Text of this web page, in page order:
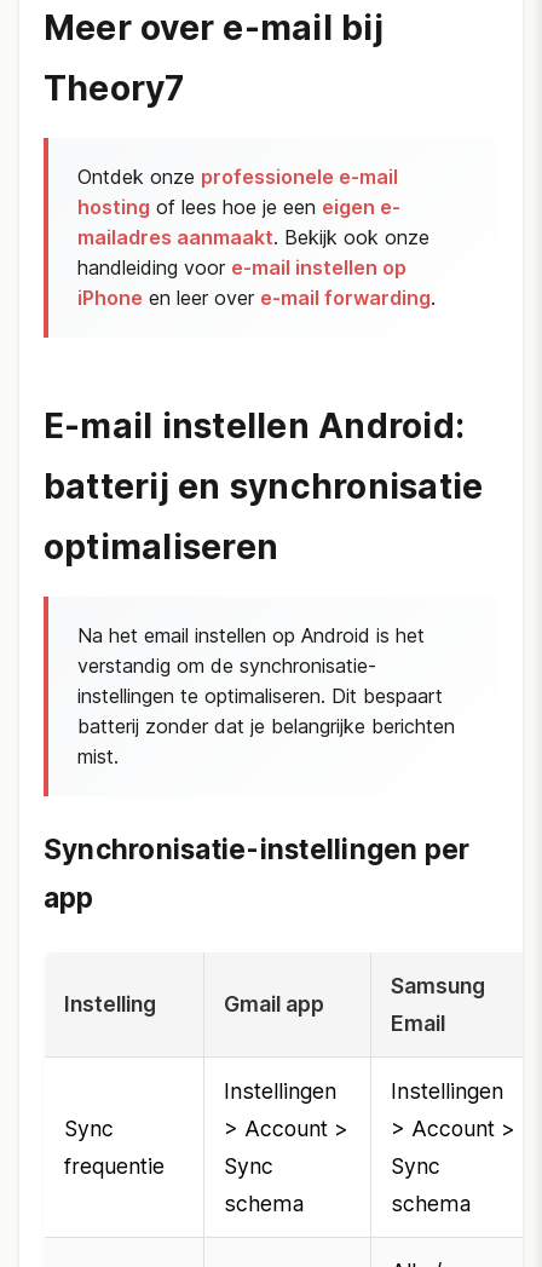
Meer over e-mail bij
Theory7
Ontdek onze professionele e-mail
hosting of lees hoe je een eigen e-
mailadres aanmaakt. Bekijk ook onze
handleiding voor e-mail instellen op
iPhone en leer over e-mail forwarding.
E-mail instellen Android:
batterij en synchronisatie
optimaliseren
Na het email instellen op Android is het
verstandig om de synchronisatie-
instellingen te optimaliseren. Dit bespaart
batterij zonder dat je belangrijke berichten
mist.
Synchronisatie-instellingen per
app
Instelling Gmail app
Samsung
Email
Sync
frequentie
Instellingen
> Account >
Sync
schema
Instellingen
> Account >
Sync
schema